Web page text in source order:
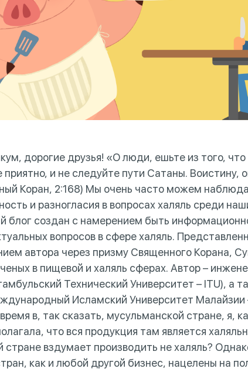
дорогие друзья! «О люди, ешьте из того,
и не следуйте пути Сатаны. Воистину,
Коран, 2:168) Мы очень часто можем
и разногласия в вопросах халяль среди
блог создан с намерением быть
вопросов в сфере халяль.
автора через призму Священного Корана,
в пищевой и халяль сферах. Автор –
Технический Университет – ITU), а
Исламский Университет Малайзии
в, так сказать, мусульманской стране, я,
что вся продукция там является
стране вздумает производить не халяль?
как и любой другой бизнес, нацелены на